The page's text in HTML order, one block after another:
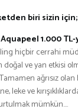
biri sizin için;
1.000
hiçbir cerrahi
ve yan etkisi
ağrısız
leke ve
mümkün….